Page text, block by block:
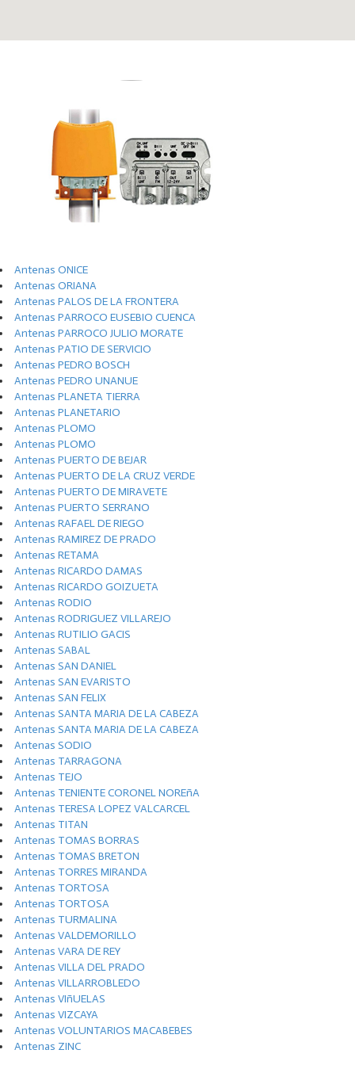
Antenas ONICE
Antenas ORIANA
Antenas PALOS DE LA FRONTERA
Antenas PARROCO EUSEBIO CUENCA
Antenas PARROCO JULIO MORATE
Antenas PATIO DE SERVICIO
Antenas PEDRO BOSCH
Antenas PEDRO UNANUE
Antenas PLANETA TIERRA
Antenas PLANETARIO
Antenas PLOMO
Antenas PLOMO
Antenas PUERTO DE BEJAR
Antenas PUERTO DE LA CRUZ VERDE
Antenas PUERTO DE MIRAVETE
Antenas PUERTO SERRANO
Antenas RAFAEL DE RIEGO
Antenas RAMIREZ DE PRADO
Antenas RETAMA
Antenas RICARDO DAMAS
Antenas RICARDO GOIZUETA
Antenas RODIO
Antenas RODRIGUEZ VILLAREJO
Antenas RUTILIO GACIS
Antenas SABAL
Antenas SAN DANIEL
Antenas SAN EVARISTO
Antenas SAN FELIX
Antenas SANTA MARIA DE LA CABEZA
Antenas SANTA MARIA DE LA CABEZA
Antenas SODIO
Antenas TARRAGONA
Antenas TEJO
Antenas TENIENTE CORONEL NOREñA
Antenas TERESA LOPEZ VALCARCEL
Antenas TITAN
Antenas TOMAS BORRAS
Antenas TOMAS BRETON
Antenas TORRES MIRANDA
Antenas TORTOSA
Antenas TORTOSA
Antenas TURMALINA
Antenas VALDEMORILLO
Antenas VARA DE REY
Antenas VILLA DEL PRADO
Antenas VILLARROBLEDO
Antenas VIñUELAS
Antenas VIZCAYA
Antenas VOLUNTARIOS MACABEBES
Antenas ZINC